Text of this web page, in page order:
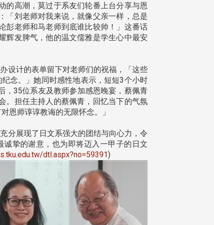
的高潮，莫过于系友们轮番上台分享与恩
「刘老师对我来说，就像父亲一样，总是
彭老师和马老师到底谁比较帅！」这番话
辉发脾气，他的温文儒雅是学生心中最安
设计的表单留下对老师们的祝福，「这些
念。」她同时感性地表示，短短3个小时
，35位系友及教师参加感恩晚宴，蔡佩青
。担任主持人的蔡佩青，回忆当下的气氛
恩师谆谆教诲的无限怀念。」
分展现了日文系强大的团结与向心力，令
挚的谢意，也为即将迈入一甲子的日文
dtl.aspx?no=59391)